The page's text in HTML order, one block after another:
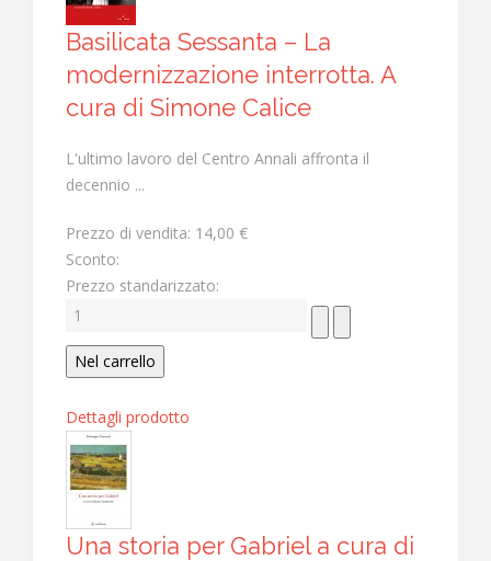
Basilicata Sessanta – La
modernizzazione interrotta. A
cura di Simone Calice
L'ultimo lavoro del Centro Annali affronta il
decennio ...
Prezzo di vendita: 14,00 €
Sconto:
Prezzo standarizzato:
Dettagli prodotto
Una storia per Gabriel a cura di